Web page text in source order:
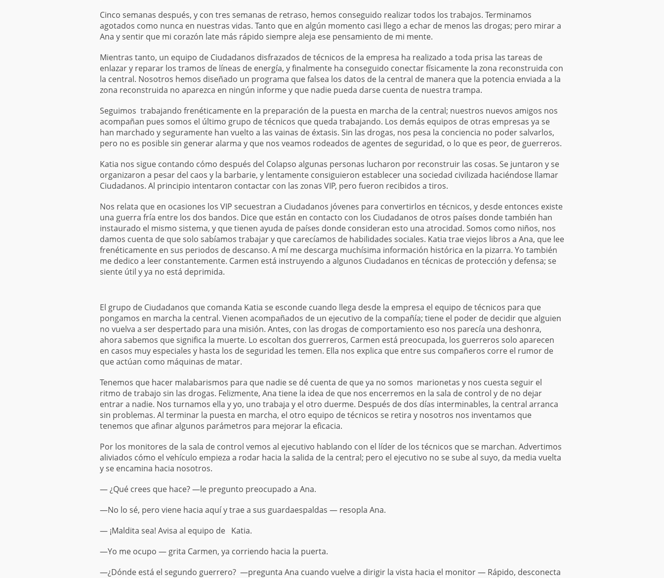
Cinco semanas después, y con tres semanas de retraso, hemos conseguido realizar todos los trabajos. Terminamos
agotados como nunca en nuestras vidas. Tanto que en algún momento casi llego a echar de menos las drogas; pero mirar a
Ana y sentir que mi corazón late más rápido siempre aleja ese pensamiento de mi mente.
Mientras tanto, un equipo de Ciudadanos disfrazados de técnicos de la empresa ha realizado a toda prisa las tareas de
enlazar y reparar los tramos de líneas de energía, y finalmente ha conseguido conectar físicamente la zona reconstruida con
la central. Nosotros hemos diseñado un programa que falsea los datos de la central de manera que la potencia enviada a la
zona reconstruida no aparezca en ningún informe y que nadie pueda darse cuenta de nuestra trampa.
Seguimos trabajando frenéticamente en la preparación de la puesta en marcha de la central; nuestros nuevos amigos nos
acompañan pues somos el último grupo de técnicos que queda trabajando. Los demás equipos de otras empresas ya se
han marchado y seguramente han vuelto a las vainas de éxtasis. Sin las drogas, nos pesa la conciencia no poder salvarlos,
pero no es posible sin generar alarma y que nos veamos rodeados de agentes de seguridad, o lo que es peor, de guerreros.
Katia nos sigue contando cómo después del Colapso algunas personas lucharon por reconstruir las cosas. Se juntaron y se
organizaron a pesar del caos y la barbarie, y lentamente consiguieron establecer una sociedad civilizada haciéndose llamar
Ciudadanos. Al principio intentaron contactar con las zonas VIP, pero fueron recibidos a tiros.
Nos relata que en ocasiones los VIP secuestran a Ciudadanos jóvenes para convertirlos en técnicos, y desde entonces existe
una guerra fría entre los dos bandos. Dice que están en contacto con los Ciudadanos de otros países donde también han
instaurado el mismo sistema, y que tienen ayuda de países donde consideran esto una atrocidad. Somos como niños, nos
damos cuenta de que solo sabíamos trabajar y que carecíamos de habilidades sociales. Katia trae viejos libros a Ana, que lee
frenéticamente en sus periodos de descanso. A mí me descarga muchísima información histórica en la pizarra. Yo también
me dedico a leer constantemente. Carmen está instruyendo a algunos Ciudadanos en técnicas de protección y defensa; se
siente útil y ya no está deprimida.
El grupo de Ciudadanos que comanda Katia se esconde cuando llega desde la empresa el equipo de técnicos para que
pongamos en marcha la central. Vienen acompañados de un ejecutivo de la compañía; tiene el poder de decidir que alguien
no vuelva a ser despertado para una misión. Antes, con las drogas de comportamiento eso nos parecía una deshonra,
ahora sabemos que significa la muerte. Lo escoltan dos guerreros, Carmen está preocupada, los guerreros solo aparecen
en casos muy especiales y hasta los de seguridad les temen. Ella nos explica que entre sus compañeros corre el rumor de
que actúan como máquinas de matar.
Tenemos que hacer malabarismos para que nadie se dé cuenta de que ya no somos marionetas y nos cuesta seguir el
ritmo de trabajo sin las drogas. Felizmente, Ana tiene la idea de que nos encerremos en la sala de control y de no dejar
entrar a nadie. Nos turnamos ella y yo, uno trabaja y el otro duerme. Después de dos días interminables, la central arranca
sin problemas. Al terminar la puesta en marcha, el otro equipo de técnicos se retira y nosotros nos inventamos que
tenemos que afinar algunos parámetros para mejorar la eficacia.
Por los monitores de la sala de control vemos al ejecutivo hablando con el líder de los técnicos que se marchan. Advertimos
aliviados cómo el vehículo empieza a rodar hacia la salida de la central; pero el ejecutivo no se sube al suyo, da media vuelta
y se encamina hacia nosotros.
— ¿Qué crees que hace? —le pregunto preocupado a Ana.
—No lo sé, pero viene hacia aquí y trae a sus guardaespaldas — resopla Ana.
— ¡Maldita sea! Avisa al equipo de Katia.
—Yo me ocupo — grita Carmen, ya corriendo hacia la puerta.
—¿Dónde está el segundo guerrero? —pregunta Ana cuando vuelve a dirigir la vista hacia el monitor — Rápido, desconecta